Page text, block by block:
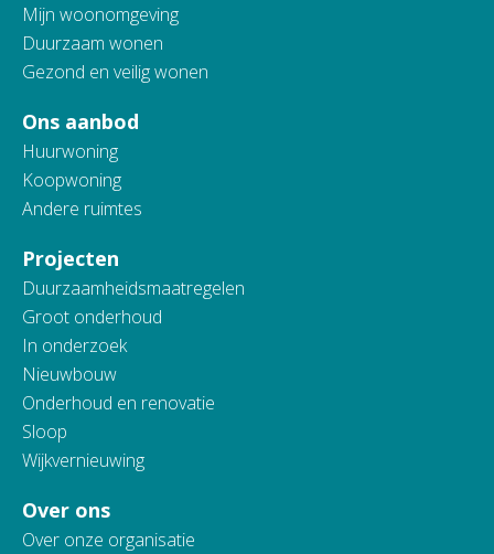
Mijn woonomgeving
Duurzaam wonen
Gezond en veilig wonen
Ons aanbod
Huurwoning
Koopwoning
Andere ruimtes
Projecten
Duurzaamheidsmaatregelen
Groot onderhoud
In onderzoek
Nieuwbouw
Onderhoud en renovatie
Sloop
Wijkvernieuwing
Over ons
Over onze organisatie